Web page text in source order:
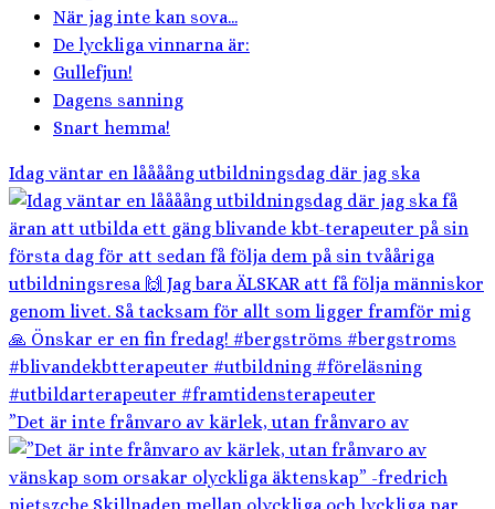
När jag inte kan sova...
De lyckliga vinnarna är:
Gullefjun!
Dagens sanning
Snart hemma!
Idag väntar en låååång utbildningsdag där jag ska
”Det är inte frånvaro av kärlek, utan frånvaro av